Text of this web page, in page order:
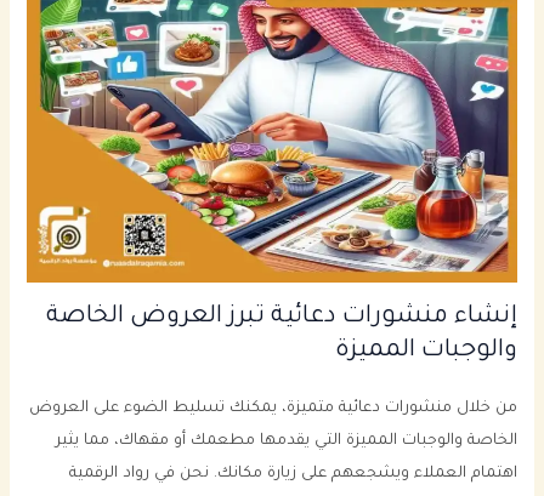
إنشاء منشورات دعائية تبرز العروض الخاصة
والوجبات المميزة
من خلال منشورات دعائية متميزة، يمكنك تسليط الضوء على العروض
الخاصة والوجبات المميزة التي يقدمها مطعمك أو مقهاك، مما يثير
اهتمام العملاء ويشجعهم على زيارة مكانك. نحن في رواد الرقمية